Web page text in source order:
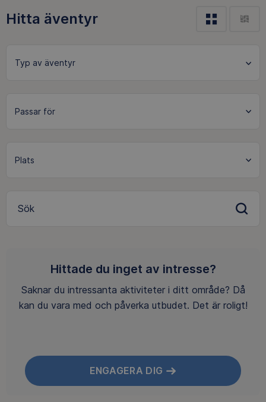
Hitta äventyr
Sök
Hittade du inget av intresse?
Saknar du intressanta aktiviteter i ditt område? Då
kan du vara med och påverka utbudet. Det är roligt!
ENGAGERA DIG